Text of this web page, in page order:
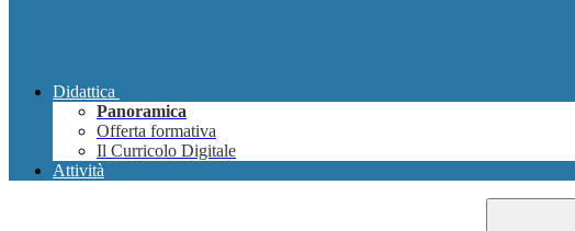
Didattica
Panoramica
Offerta formativa
Il Curricolo Digitale
Attività